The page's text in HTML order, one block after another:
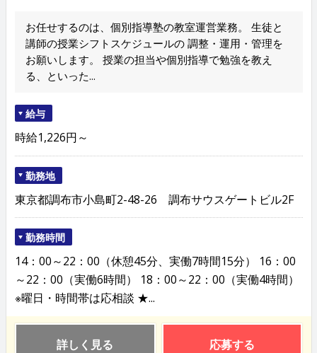
お任せするのは、個別指導塾の教室運営業務。 生徒と
講師の授業シフトスケジュールの 調整・運用・管理を
お願いします。 授業の担当や個別指導で勉強を教え
る、といった...
給与
時給1,226円～
勤務地
東京都調布市小島町2-48-26 調布サウスゲートビル2F
勤務時間
14：00～22：00（休憩45分、実働7時間15分） 16：00
～22：00（実働6時間） 18：00～22：00（実働4時間）
※曜日・時間帯は応相談 ★...
詳しく見る 応募する